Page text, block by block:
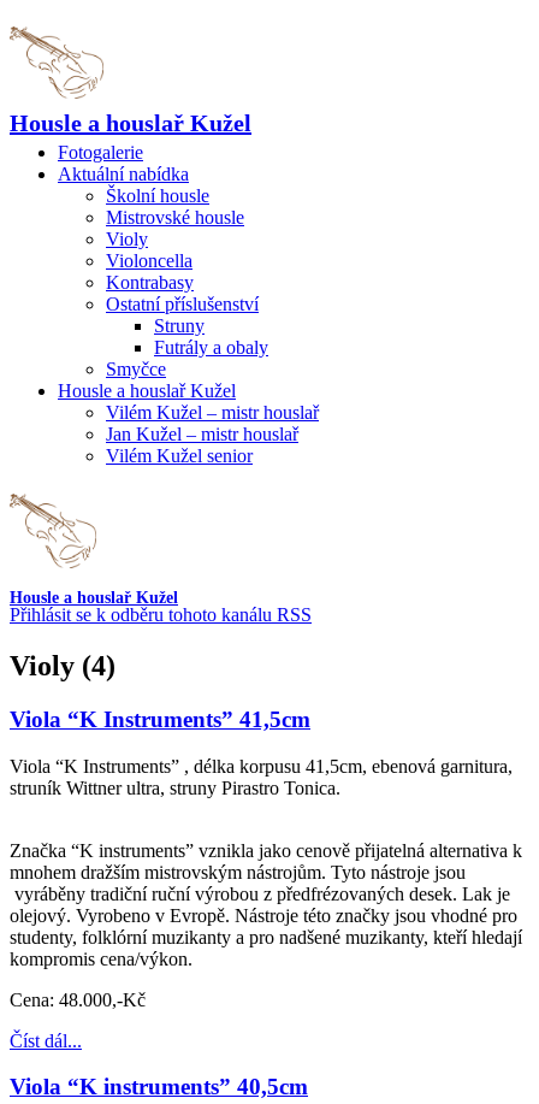
Housle a houslař Kužel
Fotogalerie
Aktuální nabídka
Školní housle
Mistrovské housle
Violy
Violoncella
Kontrabasy
Ostatní příslušenství
Struny
Futrály a obaly
Smyčce
Housle a houslař Kužel
Vilém Kužel – mistr houslař
Jan Kužel – mistr houslař
Vilém Kužel senior
Housle a houslař Kužel
Přihlásit se k odběru tohoto kanálu RSS
Violy (4)
Viola “K Instruments” 41,5cm
Viola “K Instruments” , délka korpusu 41,5cm, ebenová garnitura,
struník Wittner ultra, struny Pirastro Tonica.
Značka “K instruments” vznikla jako cenově přijatelná alternativa k
mnohem dražším mistrovským nástrojům. Tyto nástroje jsou
vyráběny tradiční ruční výrobou z předfrézovaných desek. Lak je
olejový. Vyrobeno v Evropě. Nástroje této značky jsou vhodné pro
studenty, folklórní muzikanty a pro nadšené muzikanty, kteří hledají
kompromis cena/výkon.
Cena: 48.000,-Kč
Číst dál...
Viola “K instruments” 40,5cm